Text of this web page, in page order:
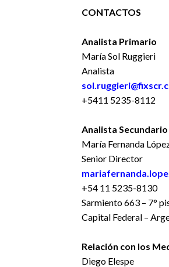
CONTACTOS
Analista Primario
María Sol Ruggieri
Analista
+5411 5235-8112
Analista
María Fernanda
Senior Director
+54 11 5235-8130
Sarmiento 663 – 7°
Capital Federal –
Relación con los
Diego Elespe